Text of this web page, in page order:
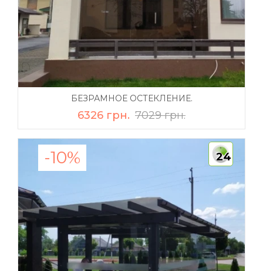
БЕЗРАМНОЕ ОСТЕКЛЕНИЕ.
6326 грн. 7029 грн.
-10% 24